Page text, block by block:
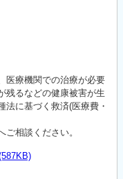
医療機関での治療が必要
残るなどの健康被害が生
法に基づく救済(医療費・
相談ください。